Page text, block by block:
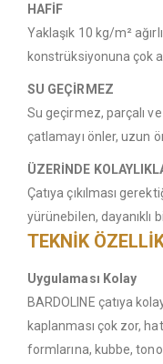
HAFİF
Yaklaşık 10 kg/m²
konstrüksiyonuna çok
SU GEÇİRMEZ
Su geçirmez, parçalı ve
çatlamayı önler, uzun
ÜZERİNDE
Çatıya çıkılması
yürünebilen, dayanıklı
TEKNİK
Uygulaması Kolay
BARDOLINE çatıya
kaplanması çok zor,
formlarına, kubbe,